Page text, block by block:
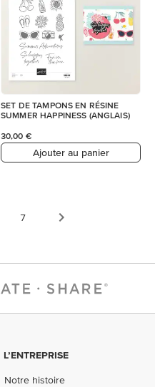
SET DE TAMPONS EN RÉSINE
SUMMER HAPPINESS (ANGLAIS)
30,00 €
Ajouter au panier
7
L’ENTREPRISE
Notre histoire